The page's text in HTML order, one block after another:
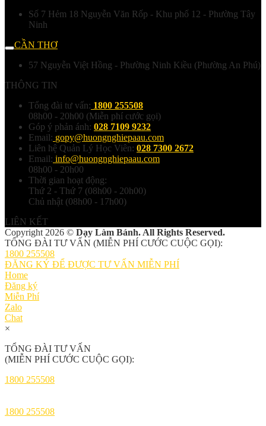
Số 7 Hẻm 18 Nguyễn Văn Rốp - Khu phố 12 - Phường Tây
Ninh
CẦN THƠ
57 Nguyễn Việt Hồng - Phường Ninh Kiều (Phường An Phú)
THÔNG TIN
Tổng đài tư vấn: 1800 255508
08h00 - 20h00 (Miễn phí cước gọi)
Góp ý phản ánh: 028 7109 9232
Email: gopy@huongnghiepaau.com
Liên hệ Quản Lý Học Viên: 028 7300 2672
Email: info@huongnghiepaau.com
08h00 - 20h00
Thời gian hoạt động:
Thứ 2 - Thứ 7 (08h00 - 20h00)
Chủ nhật (08h00 - 17h00)
LIÊN KẾT
Copyright 2026 © Dạy Làm Bánh. All Rights Reserved.
TỔNG ĐÀI TƯ VẤN (MIỄN PHÍ CƯỚC CUỘC GỌI):
1800 255508
ĐĂNG KÝ ĐỂ ĐƯỢC TƯ VẤN MIỄN PHÍ
Home
Đăng ký
Miễn Phí
Zalo
Chat
×
TỔNG ĐÀI TƯ VẤN
(MIỄN PHÍ CƯỚC CUỘC GỌI):
1800 255508
1800 255508